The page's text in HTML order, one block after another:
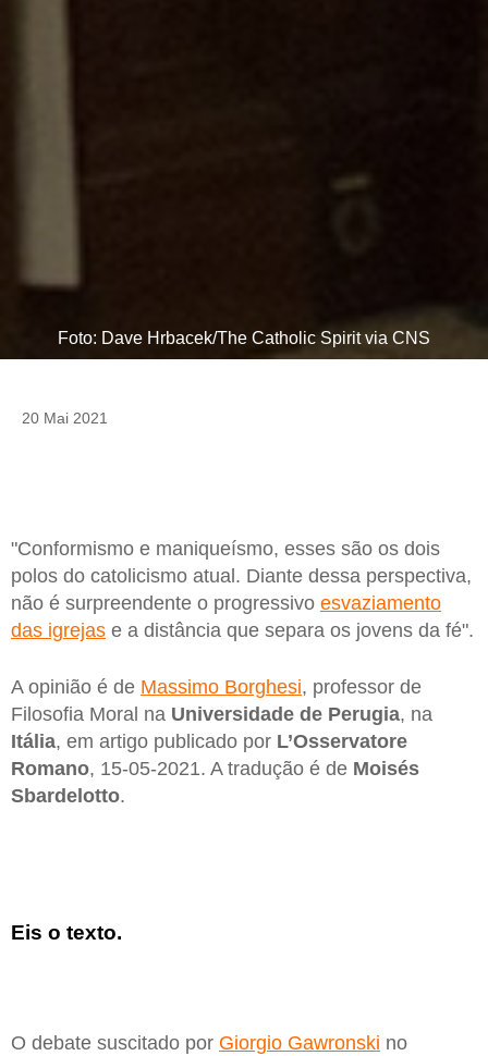
Foto: Dave Hrbacek/The Catholic Spirit via CNS
20 Mai 2021
"Conformismo e maniqueísmo, esses são os dois
polos do catolicismo atual. Diante dessa perspectiva,
não é surpreendente o progressivo esvaziamento
das igrejas e a distância que separa os jovens da fé".
A opinião é de Massimo Borghesi, professor de
Filosofia Moral na Universidade de Perugia, na
Itália, em artigo publicado por L’Osservatore
Romano, 15-05-2021. A tradução é de Moisés
Sbardelotto.
Eis o texto.
O debate suscitado por Giorgio Gawronski no